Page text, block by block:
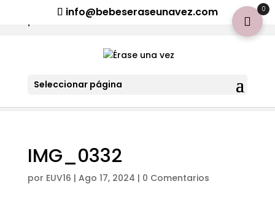
¡Aviso importante para tod@s! Si necesitan más información
info@bebeseraseunavez.com
Seleccionar página
IMG_0332
por EUV16 | Ago 17, 2024 | 0 Comentarios
0